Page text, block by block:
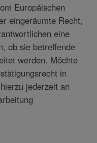
Europäischen
eingeräumte Recht,
eine
ob sie betreffende
werden. Möchte
in
jederzeit an